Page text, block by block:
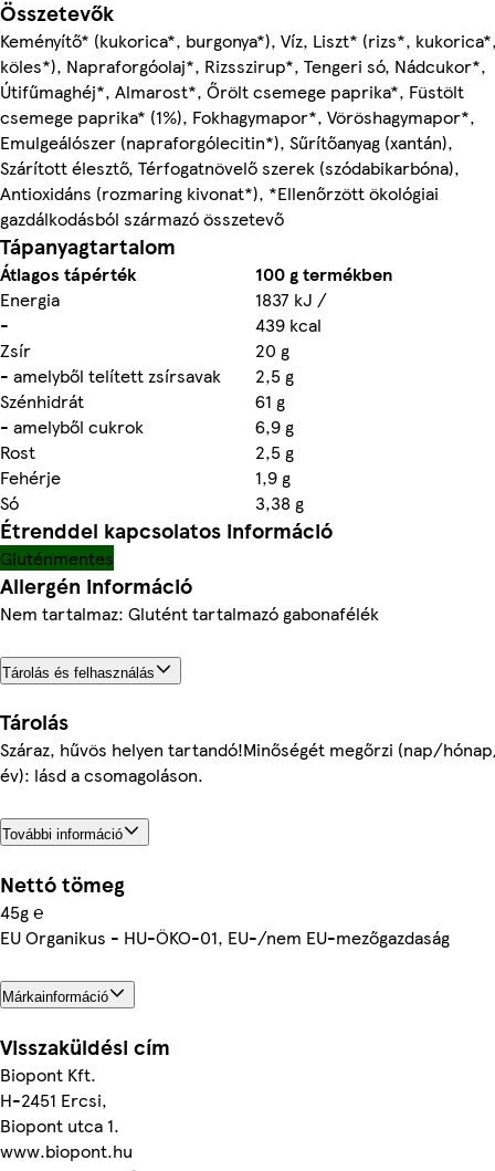
Összetevők
Keményítő* (kukorica*, burgonya*), Víz, Liszt* (rizs*,
köles*), Napraforgóolaj*, Rizsszirup*, Tengeri só, Nádcukor*,
Útifűmaghéj*, Almarost*, Őrölt csemege paprika*, Füstölt
csemege paprika* (1%), Fokhagymapor*, Vöröshagymapor*,
Emulgeálószer (napraforgólecitin*), Sűrítőanyag (xantán),
Szárított élesztő, Térfogatnövelő szerek (szódabikarbóna),
Antioxidáns (rozmaring kivonat*), *Ellenőrzött ökológiai
gazdálkodásból származó összetevő
Tápanyagtartalom
Átlagos tápérték
100 g termékben
Energia
1837 kJ /
-
439 kcal
Zsír
20 g
- amelyből telített zsírsavak
2,5 g
Szénhidrát
61 g
- amelyből cukrok
6,9 g
Rost
2,5 g
Fehérje
1,9 g
Só
3,38 g
Étrenddel kapcsolatos információ
Gluténmentes
Allergén információ
Nem tartalmaz: Glutént tartalmazó gabonafélék
Tárolás és felhasználás
Tárolás
Száraz, hűvös helyen tartandó!Minőségét megőrzi (nap/
év): lásd a csomagoláson.
További információ
Nettó tömeg
45g ℮
EU Organikus - HU-ÖKO-01, EU-/nem EU-mezőgazdaság
Márkainformáció
Visszaküldési cím
Biopont Kft.
H-2451 Ercsi,
Biopont utca 1.
www.biopont.hu